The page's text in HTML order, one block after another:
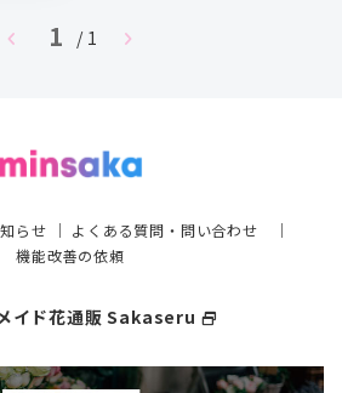
chevron_left 1 / 1 chevron_right
らせ ｜ よくある質問・問い合わせ ｜
機能改善の依頼
イド花通販 Sakaseru select_window